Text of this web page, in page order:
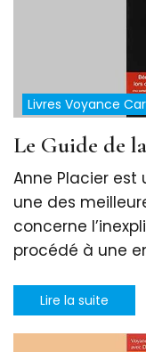
Livres Voyance
Le Guide de
Anne Placier
une des
concerne
procédé à une
Lire la suite